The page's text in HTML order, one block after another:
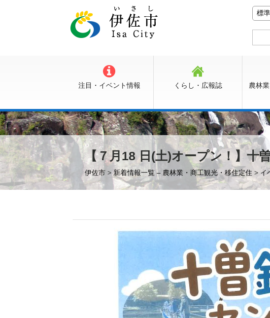
標準
注目・イベント情報 くらし・広報誌
農林
【７月18 日(土)オープン！】十
伊佐市 >新着情報一覧 – 農林業・商工観光・移住定住 > イ